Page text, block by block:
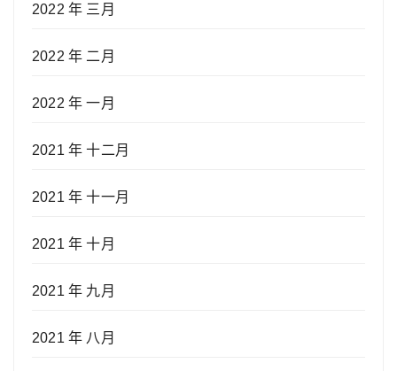
2022 年 三月
2022 年 二月
2022 年 一月
2021 年 十二月
2021 年 十一月
2021 年 十月
2021 年 九月
2021 年 八月